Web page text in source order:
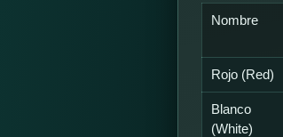
Nombre
Rojo (Red)
Blanco
(White)